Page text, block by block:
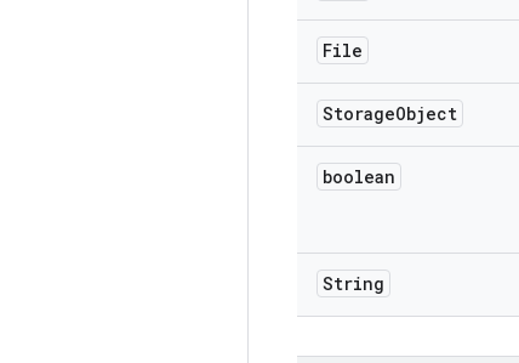
File
StorageObject
boolean
String